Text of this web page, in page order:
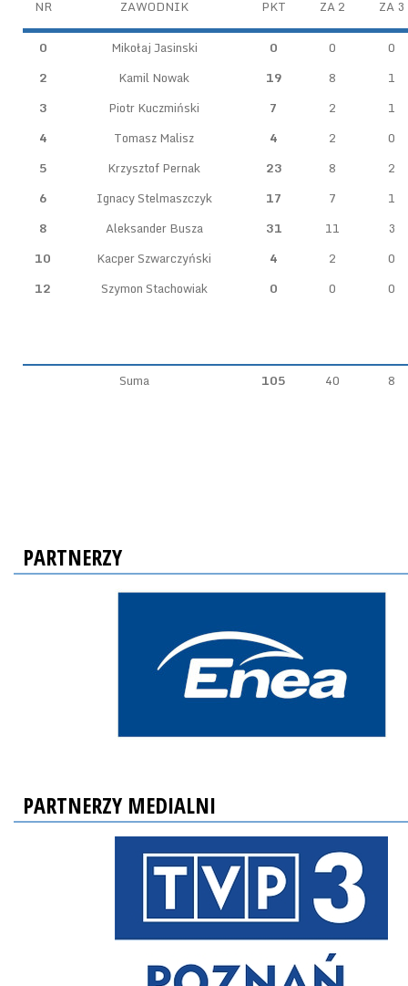
NR ZAWODNIK PKT ZA 2 ZA 3
0 Mikołaj Jasinski 0 0
0
2
Kamil Nowak 19 8
1
3
Piotr Kuczmiński 7 2
1
4
Tomasz Malisz 4 2
0
5
Krzysztof Pernak 23 8
2
6
Ignacy Stelmaszczyk 17 7
1
8
Aleksander Busza 31 11
3
10
Kacper Szwarczyński 4 2
0
12
Szymon Stachowiak 0 0 0
Suma 105 40 8
PARTNERZY
PARTNERZY MEDIALNI